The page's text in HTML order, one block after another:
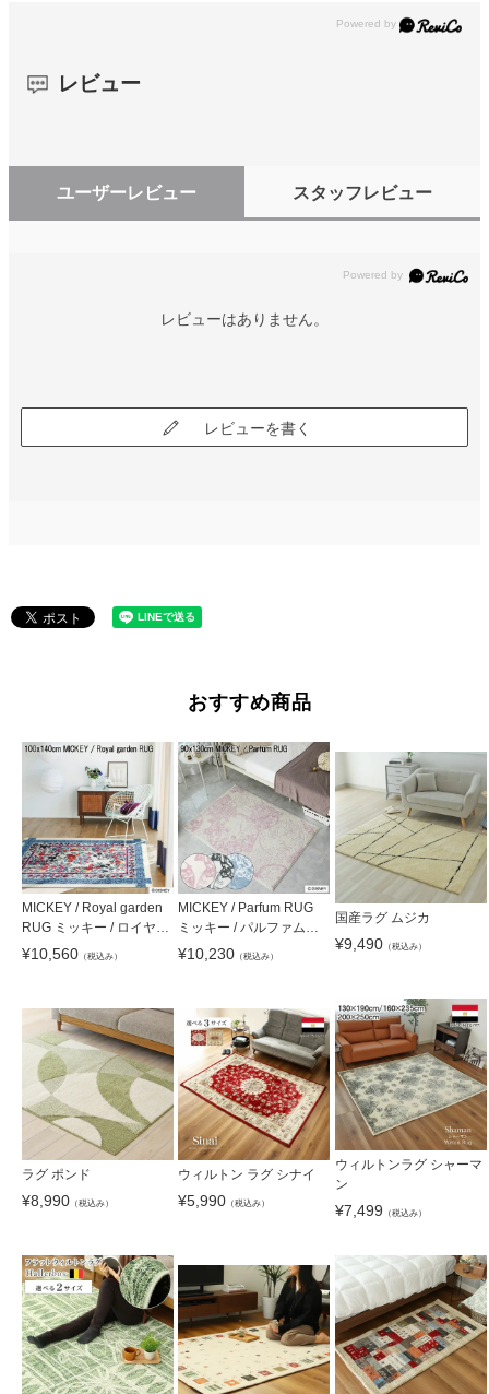
レビュー
ユーザーレビュー スタッフレビュー
レビューはありません。
レビューを書く
おすすめ商品
MICKEY / Royal garden
RUG ミッキー / ロイヤル
¥10,560 （税込み）
MICKEY / Parfum RUG
ミッキー / パルファムラ
グ DRM-1104
¥10,230 （税込み）
国産ラグ ムジカ
¥9,490（税込み）
ラグ ポンド
¥8,990 （税込み）
ウィルトン ラグ シナイ
¥5,990 （税込み）
ウィルトンラグ シャーマ
ン
¥7,499 （税込み）